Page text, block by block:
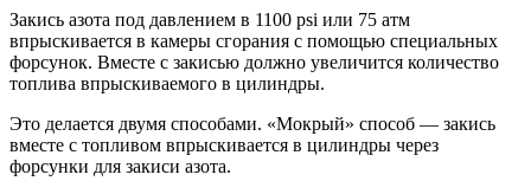
Закись азота под давлением в 1100 psi или 75 атм
впрыскивается в камеры сгорания с помощью специальных
форсунок. Вместе с закисью должно увеличится количество
топлива впрыскиваемого в цилиндры.
Это делается двумя способами. «Мокрый» способ — закись
вместе с топливом впрыскивается в цилиндры через
форсунки для закиси азота.